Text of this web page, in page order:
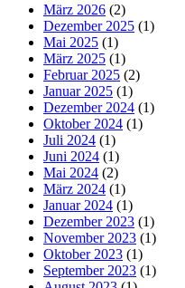
März 2026 (2)
Dezember 2025 (1)
Mai 2025 (1)
März 2025 (1)
Februar 2025 (2)
Januar 2025 (1)
Dezember 2024 (1)
Oktober 2024 (1)
Juli 2024 (1)
Juni 2024 (1)
Mai 2024 (2)
März 2024 (1)
Januar 2024 (1)
Dezember 2023 (1)
November 2023 (1)
Oktober 2023 (1)
September 2023 (1)